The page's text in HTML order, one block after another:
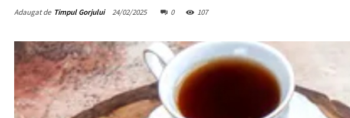
Adaugat de Timpul Gorjului 24/02/2025 0 107